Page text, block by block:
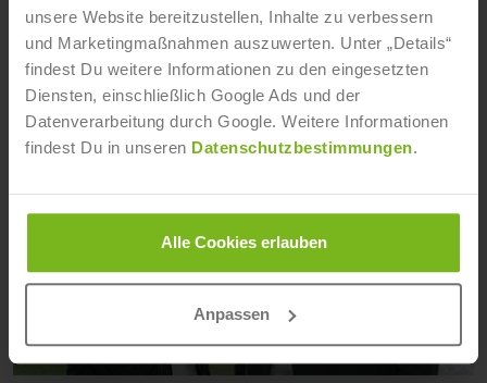
unsere Website bereitzustellen, Inhalte zu verbessern
und Marketingmaßnahmen auszuwerten. Unter „Details“
findest Du weitere Informationen zu den eingesetzten
Diensten, einschließlich Google Ads und der
Datenverarbeitung durch Google. Weitere Informationen
findest Du in unseren Datenschutzbestimmungen.
Alle Cookies erlauben
Anpassen
Mit Bildung wäre das nicht passiert
Daniel Duhr - 22. August 2018